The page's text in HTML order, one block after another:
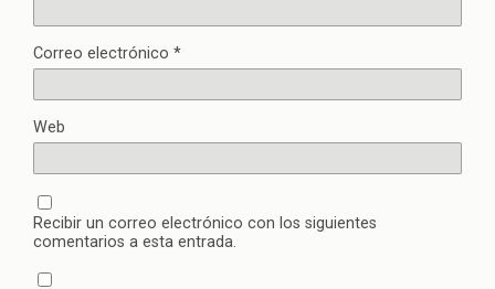
Correo electrónico *
Web
Recibir un correo electrónico con los siguientes
comentarios a esta entrada.